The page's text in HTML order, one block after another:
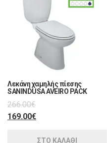
Λεκάνη χαμηλής πίεσης
SANINDUSA AVEIRO PACK
266.00€
169.00€
ΣΤΟ ΚΑΛΑΘΙ